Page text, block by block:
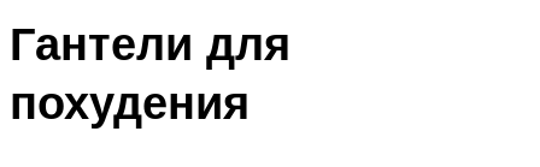
Гантели для
похудения